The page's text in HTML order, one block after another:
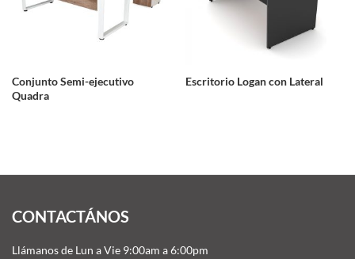
Conjunto Semi-ejecutivo
Quadra
Escritorio Logan con Lateral
CONTACTÁNOS
Llámanos de Lun a Vie 9:00am a 6:00pm